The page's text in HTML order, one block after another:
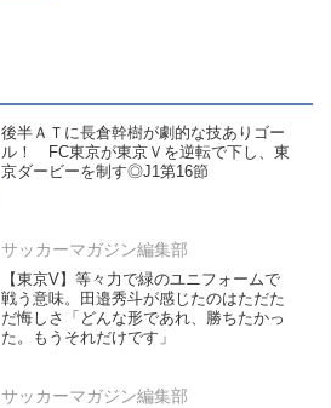
後半ＡＴに長倉幹樹が劇的な技ありゴー
ル！ FC東京が東京Ｖを逆転で下し、東
京ダービーを制す◎J1第16節
サッカーマガジン編集部
【東京V】等々力で緑のユニフォームで
戦う意味。田邉秀斗が感じたのはただた
だ悔しさ「どんな形であれ、勝ちたかっ
た。もうそれだけです」
サッカーマガジン編集部